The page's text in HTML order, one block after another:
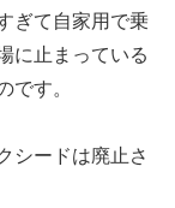
ぎて自家用で乗
に止まっている
です。
シードは廃止さ